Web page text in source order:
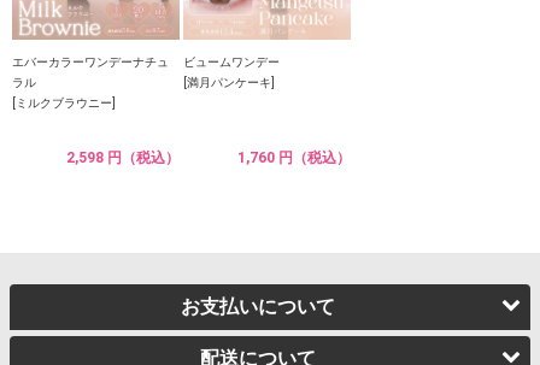
エバーカラーワンデーナチュ
ラル
[ミルクブラウニー]
2,598 円（税込）
ビュームワンデー
[満月パンケーキ]
1,760 円（税込）
お支払いについて
配送について